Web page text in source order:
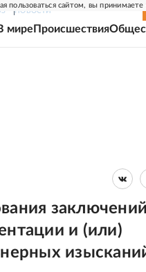
сайтом, вы принимаете
НОВОСТИ
мире Происшествия
заключений
и (или)